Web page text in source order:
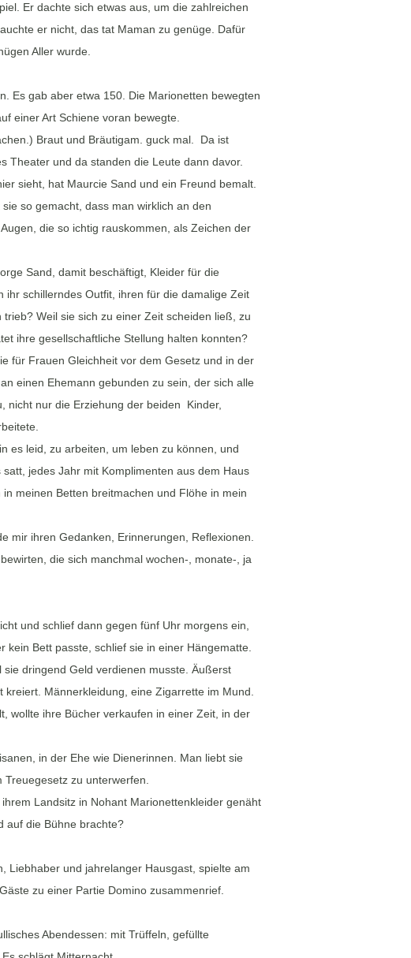
Er dachte sich etwas aus, um die zahlreichen
er nicht, das tat Maman zu genüge. Dafür
Aller wurde.
Es gab aber etwa 150. Die Marionetten bewegten
einer Art Schiene voran bewegte.
Braut und Bräutigam. guck mal.
Da ist
Theater und da standen die Leute dann davor.
sieht, hat Maurcie Sand und ein Freund bemalt.
so gemacht, dass man wirklich an den
die so ichtig rauskommen, als Zeichen der
Sand, damit beschäftigt, Kleider für die
schillerndes Outfit, ihren für die damalige Zeit
Weil sie sich zu einer Zeit scheiden ließ, zu
ihre gesellschaftliche Stellung halten konnten?
für Frauen Gleichheit vor dem Gesetz und in der
einen Ehemann gebunden zu sein, der sich alle
nicht nur die Erziehung der beiden Kinder,
es leid, zu arbeiten, um leben zu können, und
jedes Jahr mit Komplimenten aus dem Haus
meinen Betten breitmachen und Flöhe in mein
mir ihren Gedanken, Erinnerungen, Reflexionen.
die sich manchmal wochen-, monate-, ja
und schlief dann gegen fünf Uhr morgens ein,
Bett passte, schlief sie in einer Hängematte.
dringend Geld verdienen musste. Äußerst
Männerkleidung, eine Zigarrette im Mund.
wollte ihre Bücher verkaufen in einer Zeit, in der
in der Ehe wie Dienerinnen. Man liebt sie
zu unterwerfen.
Landsitz in Nohant Marionettenkleider genäht
auf die Bühne brachte?
Liebhaber und jahrelanger Hausgast, spielte am
zu einer Partie Domino zusammenrief.
Abendessen: mit Trüffeln, gefüllte